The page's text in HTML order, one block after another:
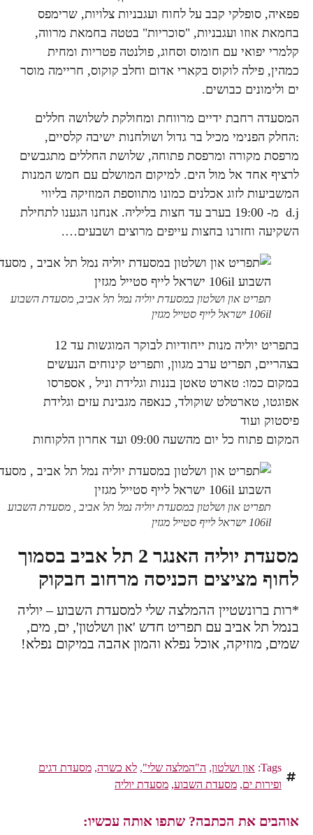
פפאיה, סופלקי קבב על לחוח ועגבניות צלויות, שרימפס
בחמאת אוזו ועגבניות, "סוכריות" בטטה בחמאת מרווה,
קלמרי יפואי עם חומוס וסחוג, פולנטה פטריות ומחית
כמהין, פילה לוקוס בקארי אדום וחלב קוקוס, חריימה מוסר
ים ולימונים כבושים.
המסעדה רחבת ידיים מרווחת ומחולקת לשלושה חללים
:החלק הפנימי מכיל בר גדול ושולחנות ישיבה קלסיים,
מרפסת מקורה ומרפסת פתוחה, שלושת החללים מתגבשים
לרציף אחד אל מול הים. למיקום המושלם עם חמש המנות
המשביעות לזוג אכלנים כמונו מתווספת המוזיקה בליווי
d.j מ- 19:00 בערב עד חצות בליליה. אנחנו הגענו לתחילת
השקיעה וחזרנו בחצות עייפים מרוצים ושבעים….
תפריט און ושלטון במסעדת יוליה נמל תל אביב, מסעדת השבוע
106il ישראל לייף סטייל מגזין
בתפריט יוליה מנות ייחודיות לבוקר המוגשות עד 12
בצהריים, תפריט ערב מגוון, ותפריט קינוחים הנעשים
במקום כמו: טארט טאטן בננות וגלידת וניל , אספרסו
אפוגטו, טארטלט שוקולד, כנאפה מגבינת עזים וגלידת
פיסטוק ועוד
המקום פתוח כל יום מהשעה 09:00 ועד אחרון הלקוחות
תפריט און ושלטון במסעדת יוליה נמל תל אביב , מסעדת השבוע
106il ישראל לייף סטייל מגזין
מסעדת יוליה האנגר 2 תל אביב בסמוך
לחוף מציצים הכניסה מרחוב חבקוק
*רות ברונשטיין ההמלצה שלי למסעדת השבוע – יוליה
בנמל תל אביב עם תפריט חדש 'און ושלטון', ים, מים,
שמים, מוזיקה, אוכל נפלא והמון אהבה במיקום נפלא!
Tags: און ושלטון,ה"המלצה שלי",לא כשרה,מסעדת דגים
ופירות ים,מסעדת השבוע,מסעדת יוליה
אוהבים את הכתבה? שתפו אותה עכשיו: